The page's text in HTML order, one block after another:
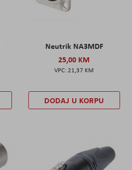
Neutrik NA3MDF
25,00 KM
21,37 KM
DODAJ U KORPU